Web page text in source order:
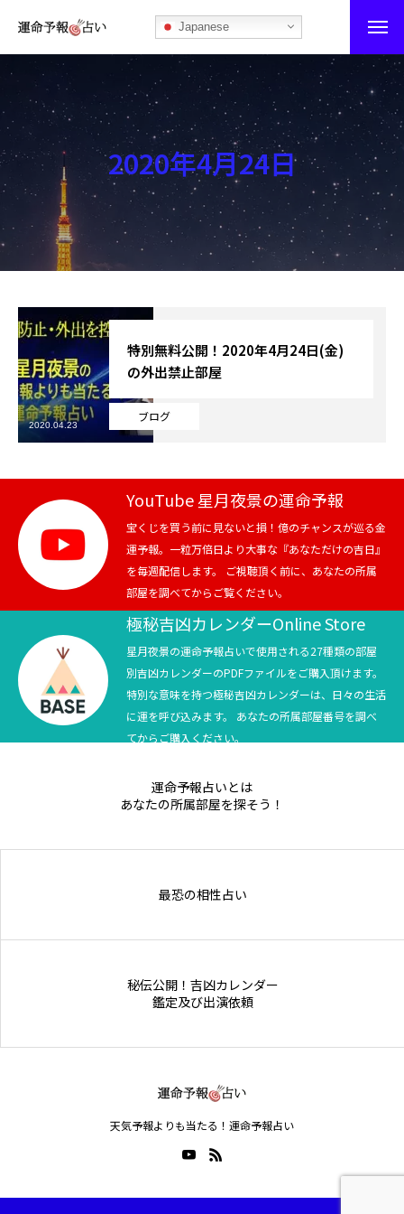
Japanese
運命予報占い
運命予報占いとは
あなたの所属部屋を探そう！
最恐の相性占い
秘伝公開！吉凶カレンダー
記事カテゴリー
ブログ
お知らせ
テニス
スポーツ
競馬
テニス四大大会・五輪
テニス四大大会・五輪
2020年4月24日
ブログ
特別無料公開！2020年4月24日(金)
の外出禁止部屋
2020.04.23
YouTube 星月夜景の運命予報
宝くじを買う前に見ないと損！億のチャンスが巡る金
運予報。一粒万倍日より大事な『あなただけの吉日』
を毎週配信します。 ご視聴頂く前に、あなたの所属
部屋を調べてからご覧ください。
極秘吉凶カレンダーOnline Store
星月夜景の運命予報占いで使用される27種類の部屋
別吉凶カレンダーのPDFファイルをご購入頂けます。
特別な意味を持つ極秘吉凶カレンダーは、日々の生活
に運を呼び込みます。 あなたの所属部屋番号を調べ
てからご購入ください。
運命予報占いとは
あなたの所属部屋を探そう！
最恐の相性占い
秘伝公開！吉凶カレンダー
鑑定及び出演依頼
天気予報よりも当たる！運命予報占い